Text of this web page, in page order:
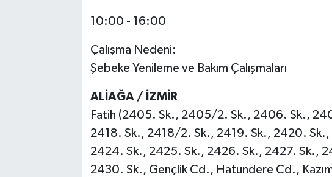
10:00 - 16:00
Çalışma Nedeni:
Şebeke Yenileme ve Bakım Çalışmaları
ALİAĞA / İZMİR
Fatih (2405. Sk., 2405/2. Sk., 2406. Sk.,
2418. Sk., 2418/2. Sk., 2419. Sk., 2420.
2424. Sk., 2425. Sk., 2426. Sk., 2427. Sk.,
2430. Sk., Gençlik Cd., Hatundere Cd.,